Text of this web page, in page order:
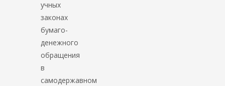
учных
законах
бумаго-
денежного
обращения
в
самодержавном